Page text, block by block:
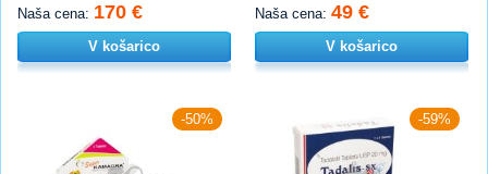
Naša cena: 170 €
V košarico
Naša cena: 49 €
V košarico
-50% -59%